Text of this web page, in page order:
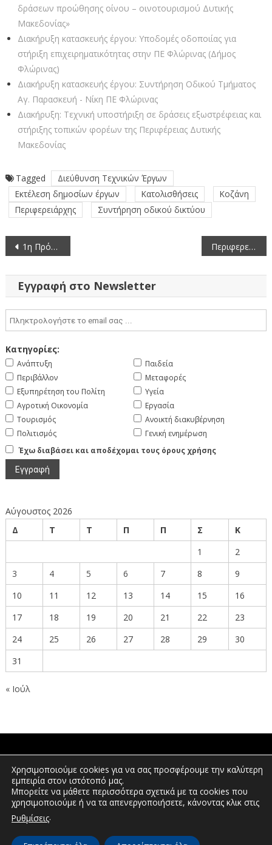
δράσεων προώθησης οίνου – οινοτουρισμού Δυτικής
Μακεδονίας»
Διακήρυξη κατασκευής έργου: Υποδομές οδοποιίας για
στήριξη επιχειρηματικότητας στην ΠΕ Φλώρινας (Δήμος
Φλώρινας)
Διακήρυξη κατασκευής έργου: Συντήρηση Οδικού Τμήματος
Αγ. Παρασκευή - Νίκη ΠΕ Φλώρινας
Διακήρυξη: Τεχνική υποστήριξη σε δράσεις εξωστρέφειας και
στήριξης τοπικών φορέων της Περιφέρειας Δυτικής
Μακεδονίας
Tagged
Διεύθυνση Τεχνικών Έργων
Εκτέλεση δημοσίων έργων
Κατολισθήσεις
Κοζάνη
Περιφερειάρχης
Συντήρηση οδικού δικτύου
Πλοήγηση
άρθρων
1η Πρόσκληση για την υποβολή αιτήσεων στήριξης – φακέλων υποψηφιότητας προς ένταξη στο Υπομέτρο 6.3 «Ανάπτυξη μικρών γεωργικών εκμεταλλεύσεων» του Προγράμματος Αγροτικής Ανάπτυξης (ΠΑΑ) της Ελλάδας 2014 – 2020 Περιφερειάρχης Θ. Καρυπίδης: «Επενδύουμε στη γνώση για να γίνει η Δυτική Μακεδονία το ενεργειακό κέντρο της χώρας και των Βαλκανίων»
Εγγραφή στο Newsletter
Κατηγορίες:
Ανάπτυξη
Περιβάλλον
Εξυπηρέτηση του Πολίτη
Αγροτική Οικονομία
Τουρισμός
Πολιτισμός
Παιδεία
Μεταφορές
Υγεία
Εργασία
Ανοικτή διακυβέρνηση
Γενική ενημέρωση
Έχω διαβάσει και αποδέχομαι τους όρους χρήσης
Αύγουστος 2026
Δ
Τ Τ Π Π Σ
Κ
1
2
3
4 5 6 7 8
9
10
11 12 13 14 15
16
17
18 19 20 21 22
23
24
25 26 27 28 29
30
31
« Ιούλ
ΠΟΛΙΤΕΣ
ΕΠΕΝΔΥΤΕΣ
Χρησιμοποιούμε cookies για να σας προσφέρουμε την καλύτερη
εμπειρία στον ιστότοπό μας.
Μπορείτε να μάθετε περισσότερα σχετικά με τα cookies που
χρησιμοποιούμε ή να τα απενεργοποιήσετε, κάνοντας κλικ στις
Ρυθμίσεις.